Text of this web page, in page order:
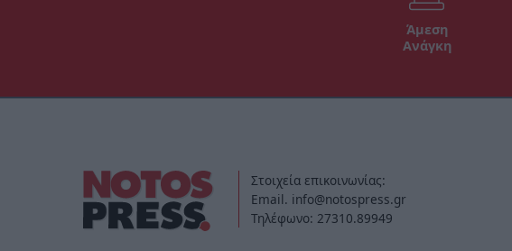
Άμεση
Ανάγκη
Στοιχεία επικοινωνίας:
Email. info@notospress.gr
Τηλέφωνο: 27310.89949